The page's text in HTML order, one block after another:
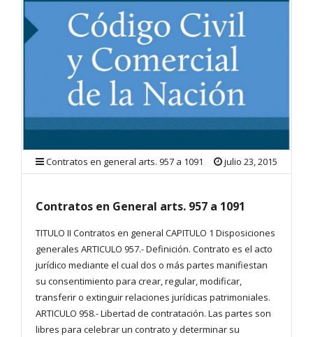
Contratos en general arts. 957 a 1091 julio 23, 2015
Contratos en General arts. 957 a 1091
TITULO II Contratos en general CAPITULO 1 Disposiciones
generales ARTICULO 957.- Definición. Contrato es el acto
jurídico mediante el cual dos o más partes manifiestan
su consentimiento para crear, regular, modificar,
transferir o extinguir relaciones jurídicas patrimoniales.
ARTICULO 958.- Libertad de contratación. Las partes son
libres para celebrar un contrato y determinar su